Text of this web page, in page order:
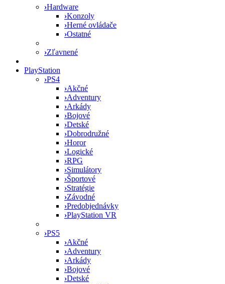
›Hardware
›Konzoly
›Herné ovládače
›Ostatné
›Zľavnené
PlayStation
›PS4
›Akčné
›Adventury
›Arkády
›Bojové
›Detské
›Dobrodružné
›Horor
›Logické
›RPG
›Simulátory
›Športové
›Stratégie
›Závodné
›Predobjednávky
›PlayStation VR
›PS5
›Akčné
›Adventury
›Arkády
›Bojové
›Detské